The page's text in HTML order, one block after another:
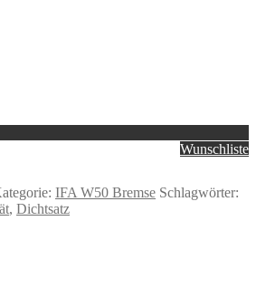
Wunschliste
IFA W50 Bremse Schlagwörter:
, Dichtsatz